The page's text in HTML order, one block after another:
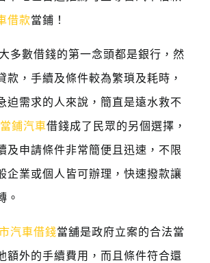
借款當鋪！
多數借錢的第一念頭都是銀行，然
款，手續及條件較為繁瑣及耗時，
迫需求的人來說，簡直是遠水救不
當鋪汽車借錢成了民眾的另個選擇，
及申請條件非常簡便且迅速，不限
企業或個人皆可辦理，快速撥款讓
。
汽車借錢當舖是政府立案的合法當
額外的手續費用，而且條件符合還